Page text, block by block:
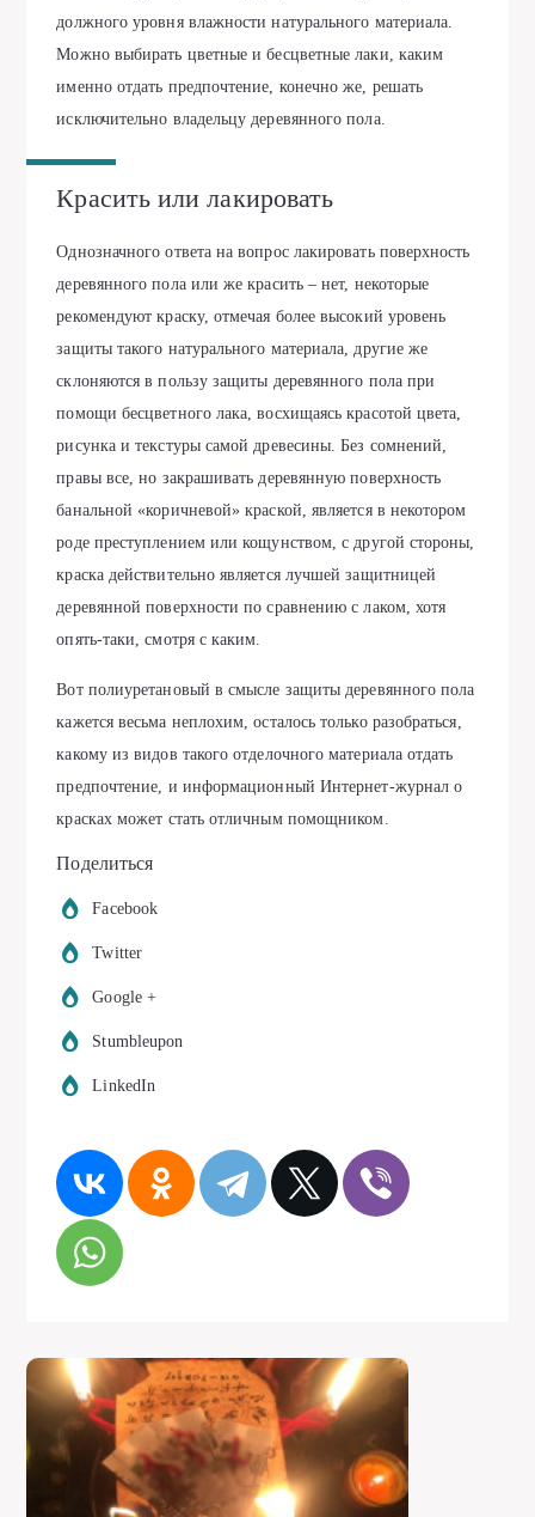
должного уровня влажности натурального материала.
Можно выбирать цветные и бесцветные лаки, каким
именно отдать предпочтение, конечно же, решать
исключительно владельцу деревянного пола.
Красить или лакировать
Однозначного ответа на вопрос лакировать поверхность
деревянного пола или же красить – нет, некоторые
рекомендуют краску, отмечая более высокий уровень
защиты такого натурального материала, другие же
склоняются в пользу защиты деревянного пола при
помощи бесцветного лака, восхищаясь красотой цвета,
рисунка и текстуры самой древесины. Без сомнений,
правы все, но закрашивать деревянную поверхность
банальной «коричневой» краской, является в некотором
роде преступлением или кощунством, с другой стороны,
краска действительно является лучшей защитницей
деревянной поверхности по сравнению с лаком, хотя
опять-таки, смотря с каким.
Вот полиуретановый в смысле защиты деревянного пола
кажется весьма неплохим, осталось только разобраться,
какому из видов такого отделочного материала отдать
предпочтение, и информационный Интернет-журнал о
красках может стать отличным помощником.
Поделиться
Facebook
Twitter
Google +
Stumbleupon
LinkedIn